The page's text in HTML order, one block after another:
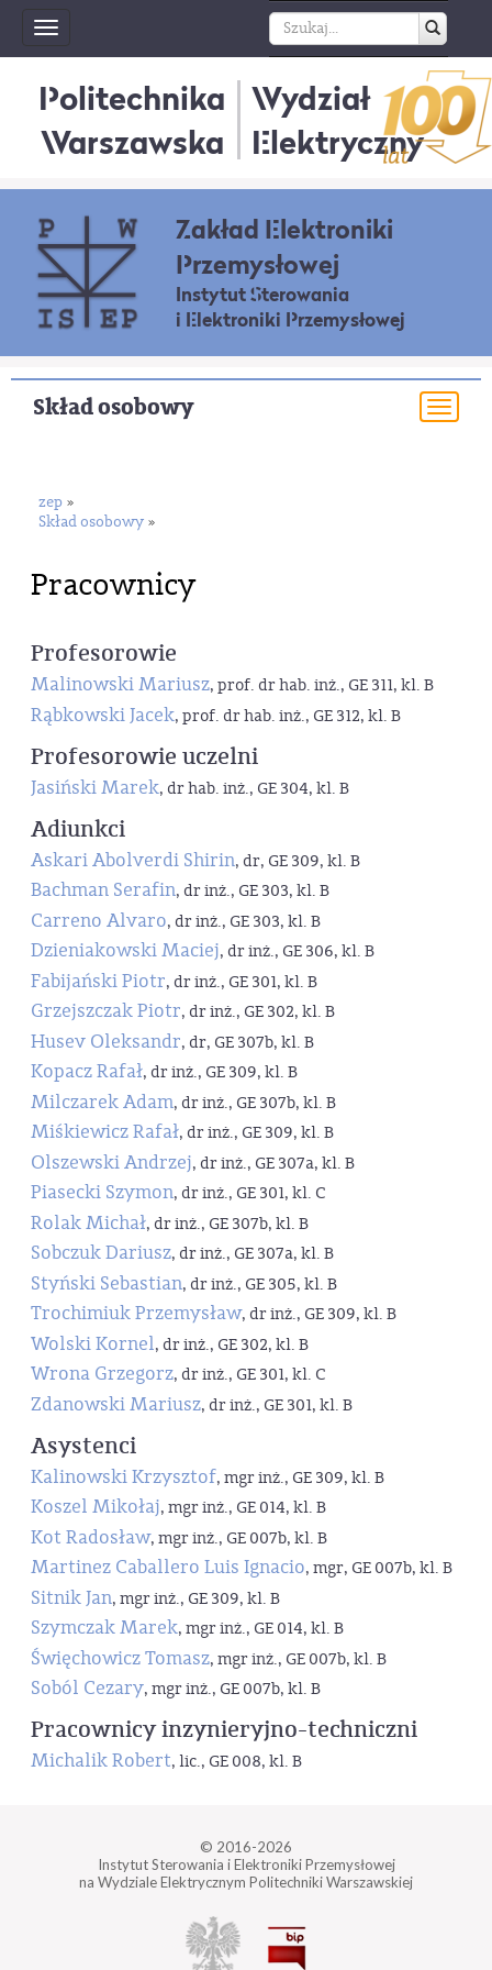
Toggle
navigation
Politechnika
Warszawska
Wydział
Elektryczny
Zakład Elektroniki
Przemysłowej
Instytut Sterowania
i Elektroniki Przemysłowej
Skład osobowy
zep »
Skład osobowy »
Pracownicy
Profesorowie
Malinowski Mariusz, prof. dr hab. inż., GE 311, kl. B
Rąbkowski Jacek, prof. dr hab. inż., GE 312, kl. B
Profesorowie uczelni
Jasiński Marek, dr hab. inż., GE 304, kl. B
Adiunkci
Askari Abolverdi Shirin, dr, GE 309, kl. B
Bachman Serafin, dr inż., GE 303, kl. B
Carreno Alvaro, dr inż., GE 303, kl. B
Dzieniakowski Maciej, dr inż., GE 306, kl. B
Fabijański Piotr, dr inż., GE 301, kl. B
Grzejszczak Piotr, dr inż., GE 302, kl. B
Husev Oleksandr, dr, GE 307b, kl. B
Kopacz Rafał, dr inż., GE 309, kl. B
Milczarek Adam, dr inż., GE 307b, kl. B
Miśkiewicz Rafał, dr inż., GE 309, kl. B
Olszewski Andrzej, dr inż., GE 307a, kl. B
Piasecki Szymon, dr inż., GE 301, kl. C
Rolak Michał, dr inż., GE 307b, kl. B
Sobczuk Dariusz, dr inż., GE 307a, kl. B
Styński Sebastian, dr inż., GE 305, kl. B
Trochimiuk Przemysław, dr inż., GE 309, kl. B
Wolski Kornel, dr inż., GE 302, kl. B
Wrona Grzegorz, dr inż., GE 301, kl. C
Zdanowski Mariusz, dr inż., GE 301, kl. B
Asystenci
Kalinowski Krzysztof, mgr inż., GE 309, kl. B
Koszel Mikołaj, mgr inż., GE 014, kl. B
Kot Radosław, mgr inż., GE 007b, kl. B
Martinez Caballero Luis Ignacio, mgr, GE 007b, kl. B
Sitnik Jan, mgr inż., GE 309, kl. B
Szymczak Marek, mgr inż., GE 014, kl. B
Święchowicz Tomasz, mgr inż., GE 007b, kl. B
Soból Cezary, mgr inż., GE 007b, kl. B
Pracownicy inzynieryjno-techniczni
Michalik Robert, lic., GE 008, kl. B
© 2016-2026
Instytut Sterowania i Elektroniki Przemysłowej
na Wydziale Elektrycznym Politechniki Warszawskiej